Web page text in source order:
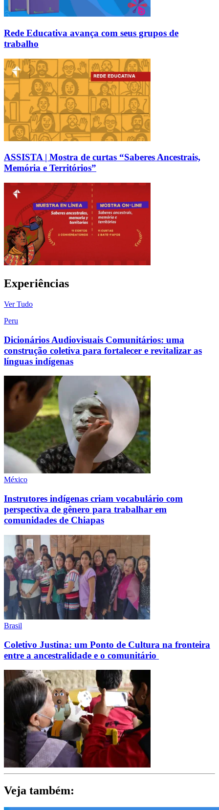
Rede Educativa avança com seus grupos de
trabalho
ASSISTA | Mostra de curtas “Saberes Ancestrais,
Memória e Territórios”
Experiências
Ver Tudo
Peru
Dicionários Audiovisuais Comunitários: uma
construção coletiva para fortalecer e revitalizar as
línguas indígenas
México
Instrutores indígenas criam vocabulário com
perspectiva de gênero para trabalhar em
comunidades de Chiapas
Brasil
Coletivo Justina: um Ponto de Cultura na fronteira
entre a ancestralidade e o comunitário
Veja também: